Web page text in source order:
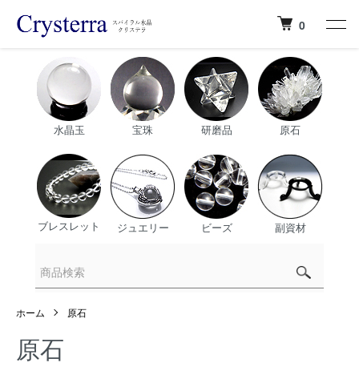
0
水晶玉 宝珠 研磨品 原石
ブレスレット ジュエリー ビーズ 副資材
ホーム 原石
原石